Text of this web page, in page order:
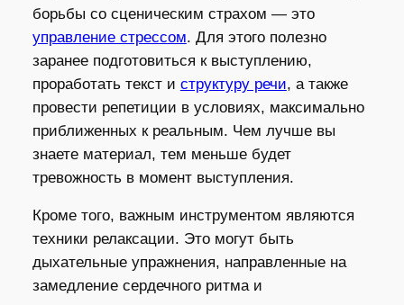
борьбы со сценическим страхом — это
управление стрессом. Для этого полезно
заранее подготовиться к выступлению,
проработать текст и структуру речи, а также
провести репетиции в условиях, максимально
приближенных к реальным. Чем лучше вы
знаете материал, тем меньше будет
тревожность в момент выступления.
Кроме того, важным инструментом являются
техники релаксации. Это могут быть
дыхательные упражнения, направленные на
замедление сердечного ритма и